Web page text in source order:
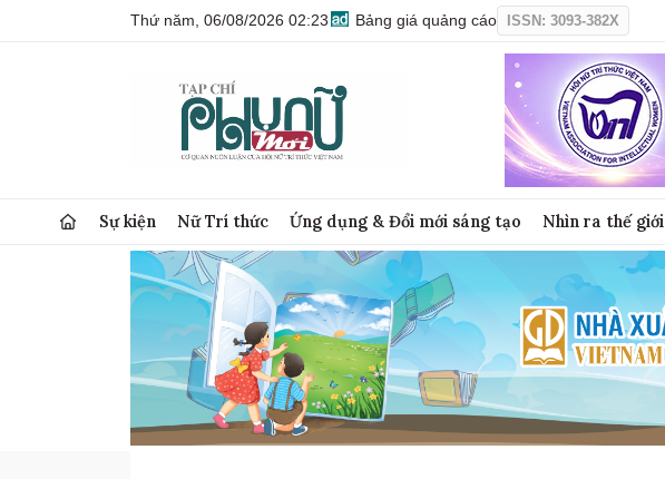
Thứ năm, 06/08/2026 02:23 Bảng giá quảng cáo ISSN: 3093-382X
Sự kiện Nữ Trí thức Ứng dụng & Đổi mới sáng tạo Nhìn ra thế giới